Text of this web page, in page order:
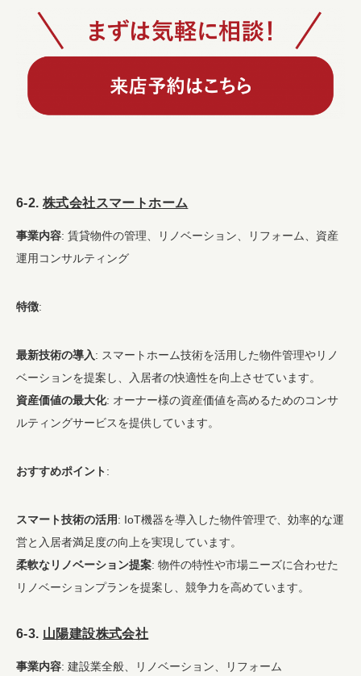
6-2. 株式会社スマートホーム
事業内容: 賃貸物件の管理、リノベーション、リフォーム、資産
運用コンサルティング
特徴:
最新技術の導入: スマートホーム技術を活用した物件管理やリノ
ベーションを提案し、入居者の快適性を向上させています。
資産価値の最大化: オーナー様の資産価値を高めるためのコンサ
ルティングサービスを提供しています。
おすすめポイント:
スマート技術の活用: IoT機器を導入した物件管理で、効率的な運
営と入居者満足度の向上を実現しています。
柔軟なリノベーション提案: 物件の特性や市場ニーズに合わせた
リノベーションプランを提案し、競争力を高めています。
6-3. 山陽建設株式会社
事業内容: 建設業全般、リノベーション、リフォーム